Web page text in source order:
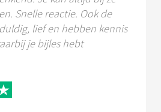
Snelle reactie. Ook de
lief en hebben kennis
je bijles hebt